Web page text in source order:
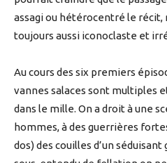
assagi ou hétérocentré le récit,
toujours aussi iconoclaste et
Au cours des six premiers
vannes salaces sont multiples
dans le mille. On a droit à une
hommes, à des guerrières
dos) des couilles d’un séduisant